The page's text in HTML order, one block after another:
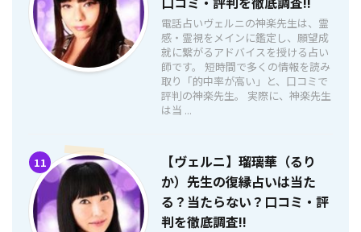
電話占いヴェルニの神楽先生は、霊
感・霊視をメインに鑑定し、願望成
就に繋がるアドバイスを授ける占い
師です。 短時間で多くの情報を読み
取り「的中率が高い」と、口コミで
評判の神楽先生。 実際に、神楽先生
は当 ...
11
【ヴェルニ】瑠璃華（るり
か）先生の復縁占いは当た
る？当たらない？口コミ・評
判を徹底調査!!